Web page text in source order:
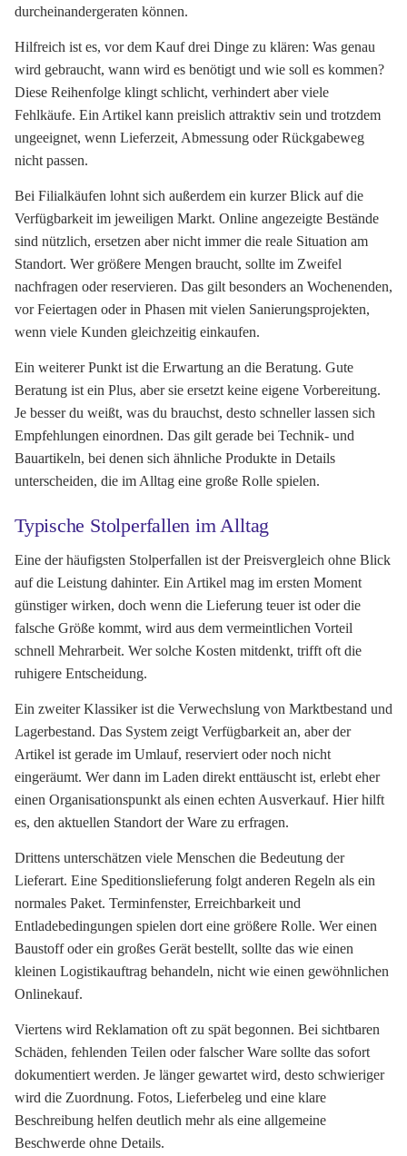
durcheinandergeraten können.
Hilfreich ist es, vor dem Kauf drei Dinge zu klären: Was genau
wird gebraucht, wann wird es benötigt und wie soll es kommen?
Diese Reihenfolge klingt schlicht, verhindert aber viele
Fehlkäufe. Ein Artikel kann preislich attraktiv sein und trotzdem
ungeeignet, wenn Lieferzeit, Abmessung oder Rückgabeweg
nicht passen.
Bei Filialkäufen lohnt sich außerdem ein kurzer Blick auf die
Verfügbarkeit im jeweiligen Markt. Online angezeigte Bestände
sind nützlich, ersetzen aber nicht immer die reale Situation am
Standort. Wer größere Mengen braucht, sollte im Zweifel
nachfragen oder reservieren. Das gilt besonders an Wochenenden,
vor Feiertagen oder in Phasen mit vielen Sanierungsprojekten,
wenn viele Kunden gleichzeitig einkaufen.
Ein weiterer Punkt ist die Erwartung an die Beratung. Gute
Beratung ist ein Plus, aber sie ersetzt keine eigene Vorbereitung.
Je besser du weißt, was du brauchst, desto schneller lassen sich
Empfehlungen einordnen. Das gilt gerade bei Technik- und
Bauartikeln, bei denen sich ähnliche Produkte in Details
unterscheiden, die im Alltag eine große Rolle spielen.
Typische Stolperfallen im Alltag
Eine der häufigsten Stolperfallen ist der Preisvergleich ohne Blick
auf die Leistung dahinter. Ein Artikel mag im ersten Moment
günstiger wirken, doch wenn die Lieferung teuer ist oder die
falsche Größe kommt, wird aus dem vermeintlichen Vorteil
schnell Mehrarbeit. Wer solche Kosten mitdenkt, trifft oft die
ruhigere Entscheidung.
Ein zweiter Klassiker ist die Verwechslung von Marktbestand und
Lagerbestand. Das System zeigt Verfügbarkeit an, aber der
Artikel ist gerade im Umlauf, reserviert oder noch nicht
eingeräumt. Wer dann im Laden direkt enttäuscht ist, erlebt eher
einen Organisationspunkt als einen echten Ausverkauf. Hier hilft
es, den aktuellen Standort der Ware zu erfragen.
Drittens unterschätzen viele Menschen die Bedeutung der
Lieferart. Eine Speditionslieferung folgt anderen Regeln als ein
normales Paket. Terminfenster, Erreichbarkeit und
Entladebedingungen spielen dort eine größere Rolle. Wer einen
Baustoff oder ein großes Gerät bestellt, sollte das wie einen
kleinen Logistikauftrag behandeln, nicht wie einen gewöhnlichen
Onlinekauf.
Viertens wird Reklamation oft zu spät begonnen. Bei sichtbaren
Schäden, fehlenden Teilen oder falscher Ware sollte das sofort
dokumentiert werden. Je länger gewartet wird, desto schwieriger
wird die Zuordnung. Fotos, Lieferbeleg und eine klare
Beschreibung helfen deutlich mehr als eine allgemeine
Beschwerde ohne Details.